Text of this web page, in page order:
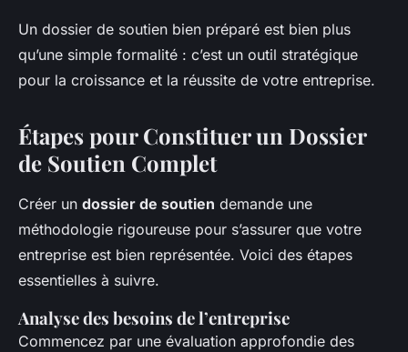
Un dossier de soutien bien préparé est bien plus
qu’une simple formalité : c’est un outil stratégique
pour la croissance et la réussite de votre entreprise.
Étapes pour Constituer un Dossier
de Soutien Complet
Créer un dossier de soutien demande une
méthodologie rigoureuse pour s’assurer que votre
entreprise est bien représentée. Voici des étapes
essentielles à suivre.
Analyse des besoins de l’entreprise
Commencez par une évaluation approfondie des